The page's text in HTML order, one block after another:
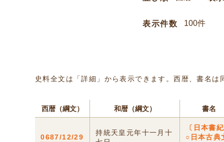
表示件数
史料全文は「詳細」から表示できます。西暦、書名
西暦（綱文） 和暦（綱文） 書名
0687/12/29
持統天皇元年十一月十
〔日本書
○日本古典